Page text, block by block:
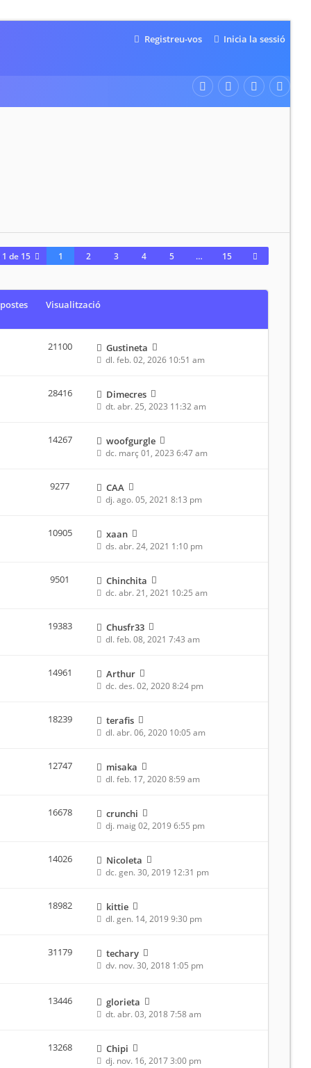
Inicia la sessió
Registreu-vos
1 de 15 1 2 3 4 5 … 15
Visualització
21100 Gustineta
dl. feb. 02, 2026 10:51 am
28416 Dimecres
dt. abr. 25, 2023 11:32 am
14267 woofgurgle
dc. març 01, 2023 6:47 am
9277 CAA
dj. ago. 05, 2021 8:13 pm
10905 xaan
ds. abr. 24, 2021 1:10 pm
9501 Chinchita
dc. abr. 21, 2021 10:25 am
19383 Chusfr33
dl. feb. 08, 2021 7:43 am
14961 Arthur
dc. des. 02, 2020 8:24 pm
18239 terafis
dl. abr. 06, 2020 10:05 am
12747 misaka
dl. feb. 17, 2020 8:59 am
16678 crunchi
dj. maig 02, 2019 6:55 pm
14026 Nicoleta
dc. gen. 30, 2019 12:31 pm
18982 kittie
dl. gen. 14, 2019 9:30 pm
31179 techary
dv. nov. 30, 2018 1:05 pm
13446 glorieta
dt. abr. 03, 2018 7:58 am
13268 Chipi
dj. nov. 16, 2017 3:00 pm